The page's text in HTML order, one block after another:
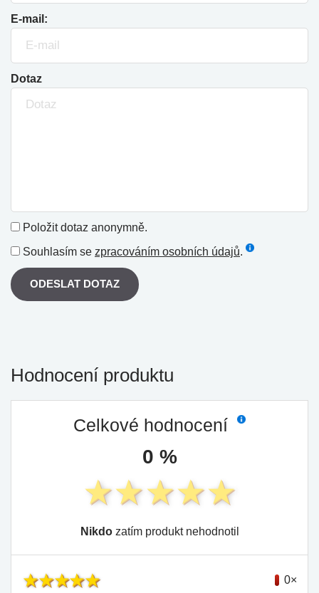
E-mail:
Dotaz
Položit dotaz anonymně.
Souhlasím se zpracováním osobních údajů.
ODESLAT DOTAZ
Hodnocení produktu
Celkové hodnocení
0 %
Nikdozatím produkt nehodnotil
0×